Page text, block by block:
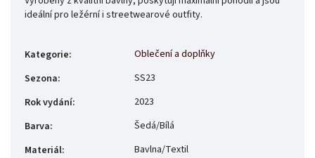
ideální pro ležérní i streetwearové outfity.
Kategorie:
Oblečení a doplňky
Sezona:
SS23
Rok vydání:
2023
Barva:
Šedá/Bílá
Materiál: Bavlna/Textil